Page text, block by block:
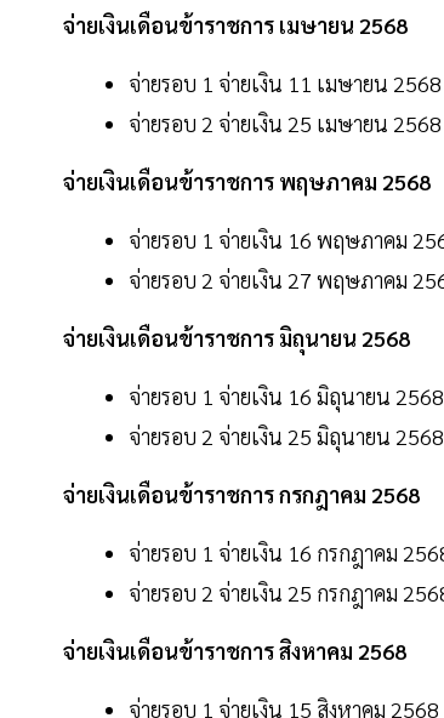
จ่ายเงินเดือนข้าราชการ เมษายน 2568
จ่ายรอบ 1 จ่ายเงิน 11 เมษายน 2568
จ่ายรอบ 2 จ่ายเงิน 25 เมษายน 2568
จ่ายเงินเดือนข้าราชการ พฤษภาคม 2568
จ่ายรอบ 1 จ่ายเงิน 16 พฤษภาคม
จ่ายรอบ 2 จ่ายเงิน 27 พฤษภาคม
จ่ายเงินเดือนข้าราชการ มิถุนายน 2568
จ่ายรอบ 1 จ่ายเงิน 16 มิถุนายน 2568
จ่ายรอบ 2 จ่ายเงิน 25 มิถุนายน 2568
จ่ายเงินเดือนข้าราชการ กรกฎาคม 2568
จ่ายรอบ 1 จ่ายเงิน 16 กรกฎาคม
จ่ายรอบ 2 จ่ายเงิน 25 กรกฎาคม
จ่ายเงินเดือนข้าราชการ สิงหาคม 2568
จ่ายรอบ 1 จ่ายเงิน 15 สิงหาคม 2568